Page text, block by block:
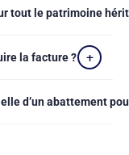
tout le patrimoine
la facture ?
d’un abattement